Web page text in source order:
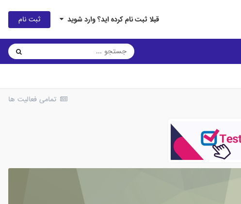
قبلا ثبت نام کرده اید؟ وارد شوید ثبت نام
تمامی فعالیت ها